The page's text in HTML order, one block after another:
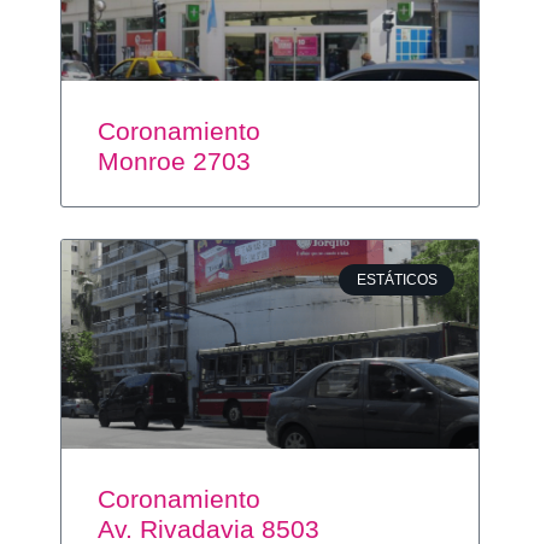
Coronamiento
Monroe 2703
ESTÁTICOS
Coronamiento
Av. Rivadavia 8503